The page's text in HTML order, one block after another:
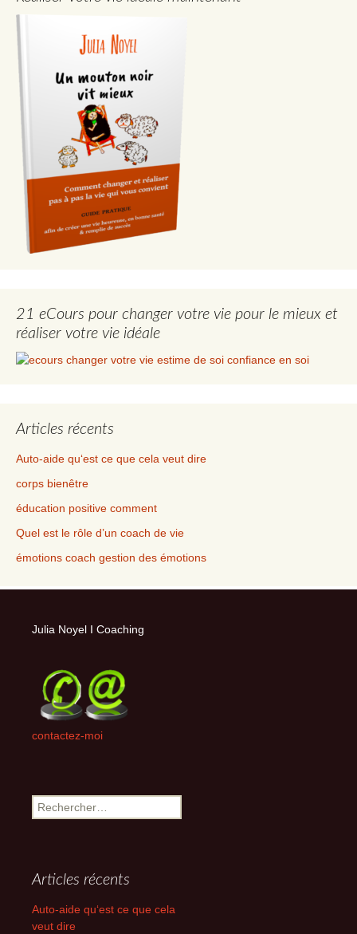
21 eCours pour changer votre vie pour le mieux et
réaliser votre vie idéale
Articles récents
Auto-aide qu‘est ce que cela veut dire
corps bienêtre
éducation positive comment
Quel est le rôle d’un coach de vie
émotions coach gestion des émotions
Julia Noyel I Coaching
contactez-moi
Rechercher :
Articles récents
Auto-aide qu‘est ce que cela
veut dire